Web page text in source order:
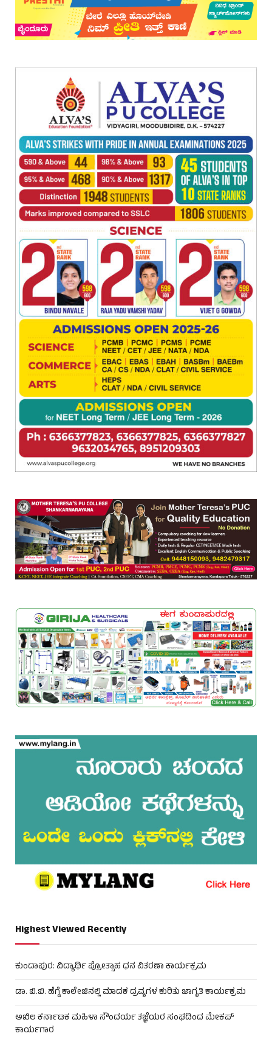
Highest Viewed Recently
ಕುಂದಾಪುರ: ವಿದ್ಯಾರ್ಥಿ ಪ್ರೋತ್ಸಾಹ ಧನ ವಿತರಣಾ ಕಾರ್ಯಕ್ರಮ
ಡಾ. ಬಿ.ಬಿ. ಹೆಗ್ಡೆ ಕಾಲೇಜಿನಲ್ಲಿ ಮಾದಕ ದ್ರವ್ಯಗಳ ಕುರಿತು ಜಾಗೃತಿ ಕಾರ್ಯಕ್ರಮ
ಅಖಿಲ ಕರ್ನಾಟಕ ಮಹಿಳಾ ಸೌಂದರ್ಯ ತಜ್ಞೆಯರ ಸಂಘದಿಂದ ಮೇಕಪ್
ಕಾರ್ಯಗಾರ